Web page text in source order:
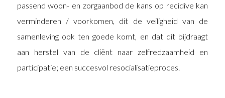
passend woon- en zorgaanbod de kans op recidive kan
verminderen / voorkomen, dit de veiligheid van de
samenleving ook ten goede komt, en dat dit bijdraagt
aan herstel van de cliënt naar zelfredzaamheid en
participatie; een succesvol resocialisatieproces.